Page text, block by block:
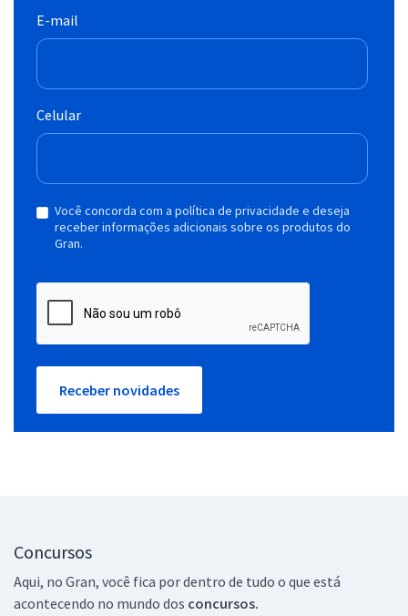
E-mail
Celular
Você concorda com a política de privacidade e deseja
receber informações adicionais sobre os produtos do
Gran.
Receber novidades
Concursos
Aqui, no Gran, você fica por dentro de tudo o que está
acontecendo no mundo dos concursos.